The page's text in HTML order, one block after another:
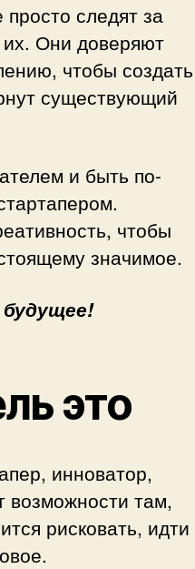
следят за
Они доверяют
чтобы создать
существующий
и быть по-
чтобы
значимое.
это
инноватор,
возможности там,
рисковать, идти